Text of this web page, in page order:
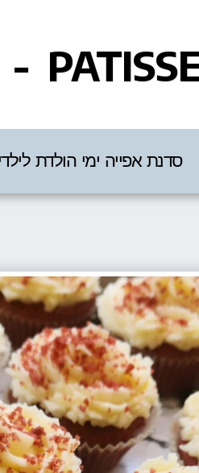
סדנת אפייה ימי הולדת